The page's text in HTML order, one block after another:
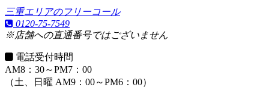
三重エリアのフリーコール
0120-75-7549
※店舗への直通番号ではございません
電話受付時間
AM8：30～PM7：00
（土、日曜 AM9：00～PM6：00）